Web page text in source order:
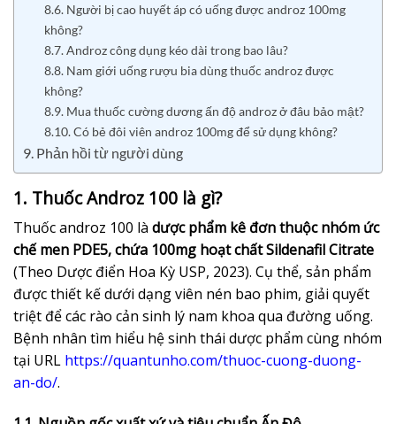
8.6. Người bị cao huyết áp có uống được androz 100mg
không?
8.7. Androz công dụng kéo dài trong bao lâu?
8.8. Nam giới uống rượu bia dùng thuốc androz được
không?
8.9. Mua thuốc cường dương ấn độ androz ở đâu bảo mật?
8.10. Có bẻ đôi viên androz 100mg để sử dụng không?
9. Phản hồi từ người dùng
1. Thuốc Androz 100 là gì?
Thuốc androz 100 là dược phẩm kê đơn thuộc nhóm ức
chế men PDE5, chứa 100mg hoạt chất Sildenafil Citrate
(Theo Dược điển Hoa Kỳ USP, 2023). Cụ thể, sản phẩm
được thiết kế dưới dạng viên nén bao phim, giải quyết
triệt để các rào cản sinh lý nam khoa qua đường uống.
Bệnh nhân tìm hiểu hệ sinh thái dược phẩm cùng nhóm
tại URL https://quantunho.com/thuoc-cuong-duong-
an-do/.